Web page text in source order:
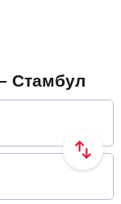
Стамбул